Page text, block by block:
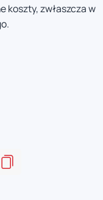
koszty, zwłaszcza w